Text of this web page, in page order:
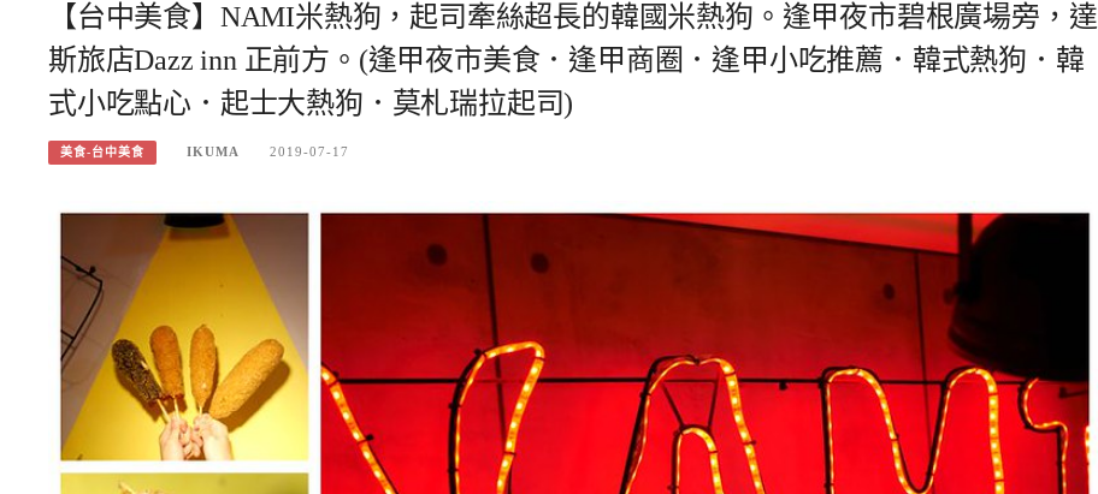
【台中美食】NAMI米熱狗，起司牽絲超長的韓國米熱狗。逢甲夜市碧根廣場旁，達
斯旅店Dazz inn 正前方。(逢甲夜市美食．逢甲商圈．逢甲小吃推薦．韓式熱狗．韓
式小吃點心．起士大熱狗．莫札瑞拉起司)
美食-台中美食 IKUMA 2019-07-17